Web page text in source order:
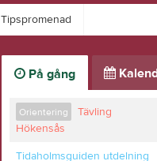
Tipspromenad
På gång
Orientering
Tävling
Hökensås
Tidaholmsguiden utdelning